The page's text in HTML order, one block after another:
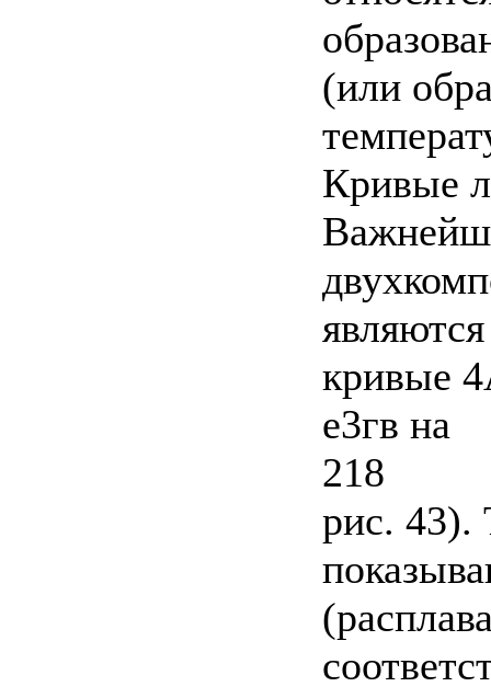
(или
Кривые
кривые
е3гв на
218
рис. 43).